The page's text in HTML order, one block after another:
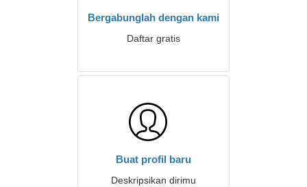
Bergabunglah dengan kami
Daftar gratis
Buat profil baru
Deskripsikan dirimu